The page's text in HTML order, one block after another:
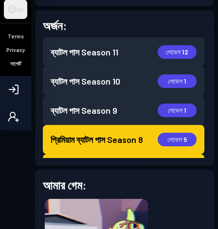
BN
Terms
Privacy
সাপোর্ট
অর্জন:
ব্যাটল পাস Season 11 লেভেল 12
ব্যাটল পাস Season 10 লেভেল 1
ব্যাটল পাস Season 9 লেভেল 1
প্রিমিয়াম ব্যাটল পাস Season 8 লেভেল 5
ব্যাটল পাসSeason 6
আমার গেম: